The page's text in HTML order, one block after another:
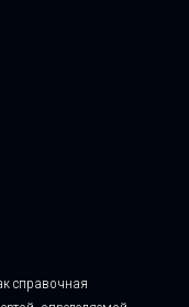
справочная